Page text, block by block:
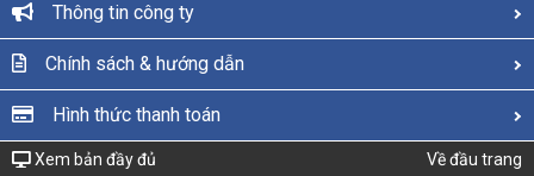
Thông tin công ty
Chính sách & hướng dẫn
Hình thức thanh toán
Xem bản đầy đủ
Về đầu trang